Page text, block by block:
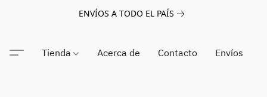
ENVÍOS A TODO EL PAÍS
Tienda Acerca de Contacto Envíos